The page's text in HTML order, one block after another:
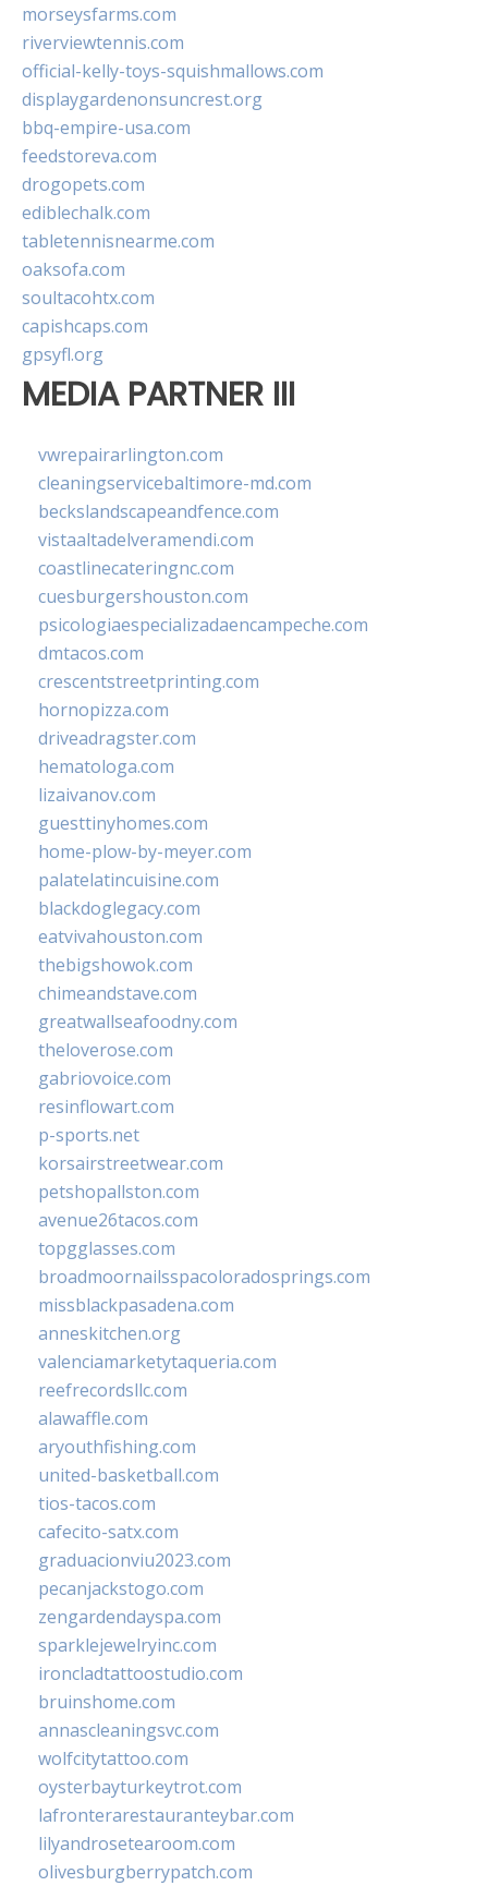
morseysfarms.com
riverviewtennis.com
official-kelly-toys-squishmallows.com
displaygardenonsuncrest.org
bbq-empire-usa.com
feedstoreva.com
drogopets.com
ediblechalk.com
tabletennisnearme.com
oaksofa.com
soultacohtx.com
capishcaps.com
gpsyfl.org
MEDIA PARTNER III
vwrepairarlington.com
cleaningservicebaltimore-md.com
beckslandscapeandfence.com
vistaaltadelveramendi.com
coastlinecateringnc.com
cuesburgershouston.com
psicologiaespecializadaencampeche.com
dmtacos.com
crescentstreetprinting.com
hornopizza.com
driveadragster.com
hematologa.com
lizaivanov.com
guesttinyhomes.com
home-plow-by-meyer.com
palatelatincuisine.com
blackdoglegacy.com
eatvivahouston.com
thebigshowok.com
chimeandstave.com
greatwallseafoodny.com
theloverose.com
gabriovoice.com
resinflowart.com
p-sports.net
korsairstreetwear.com
petshopallston.com
avenue26tacos.com
topgglasses.com
broadmoornailsspacoloradosprings.com
missblackpasadena.com
anneskitchen.org
valenciamarketytaqueria.com
reefrecordsllc.com
alawaffle.com
aryouthfishing.com
united-basketball.com
tios-tacos.com
cafecito-satx.com
graduacionviu2023.com
pecanjackstogo.com
zengardendayspa.com
sparklejewelryinc.com
ironcladtattoostudio.com
bruinshome.com
annascleaningsvc.com
wolfcitytattoo.com
oysterbayturkeytrot.com
lafronterarestauranteybar.com
lilyandrosetearoom.com
olivesburgberrypatch.com